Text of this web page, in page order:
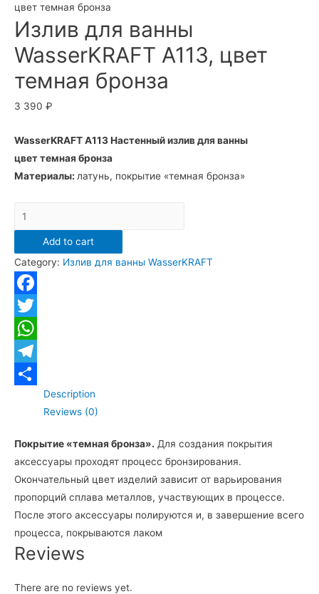
цвет темная бронза
Излив для ванны
WasserKRAFT A113, цвет
темная бронза
3 390 ₽
WasserKRAFT A113 Настенный излив для ванны
цвет темная бронза
Материалы: латунь, покрытие «темная бронза»
Излив
для
ванны
WasserKRAFT
A113,
цвет
темная
бронза
quantity
Add to cart
Category: Излив для ванны WasserKRAFT
Facebook
Twitter
WhatsApp
Telegram
ОтправитьDescription
Reviews (0)
Покрытие «темная бронза». Для создания покрытия
аксессуары проходят процесс бронзирования.
Окончательный цвет изделий зависит от варьирования
пропорций сплава металлов, участвующих в процессе.
После этого аксессуары полируются и, в завершение всего
процесса, покрываются лаком
Reviews
There are no reviews yet.